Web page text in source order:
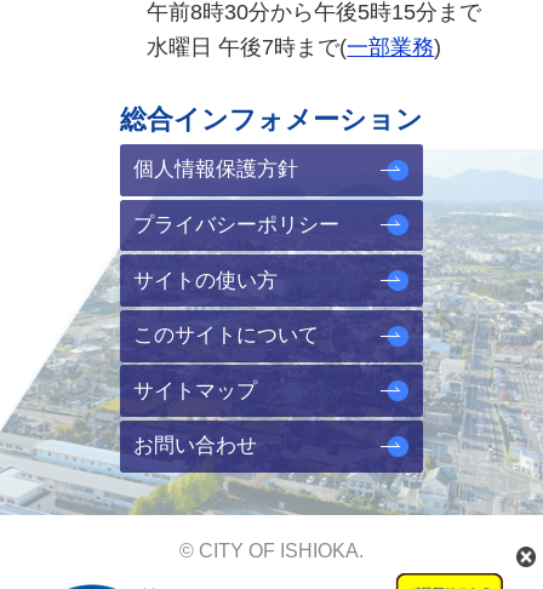
午前8時30分から午後5時15分まで
水曜日 午後7時まで(一部業務)
総合インフォメーション
個人情報保護方針
プライバシーポリシー
サイトの使い方
このサイトについて
サイトマップ
お問い合わせ
© CITY OF ISHIOKA.